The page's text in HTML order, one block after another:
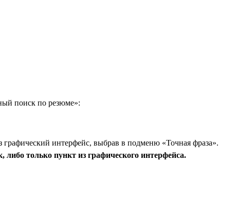
поиск по резюме»:
интерфейс, выбрав в подменю «Точная фраза».
только пункт из графического интерфейса.